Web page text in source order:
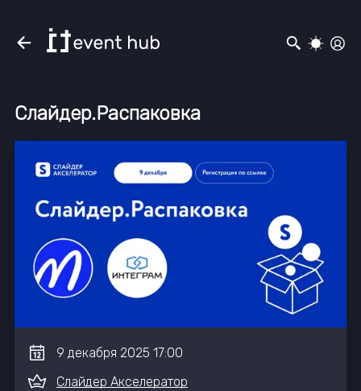
Слайдер.Распаковка
9 декабря 2025 17:00
Слайдер Акселератор